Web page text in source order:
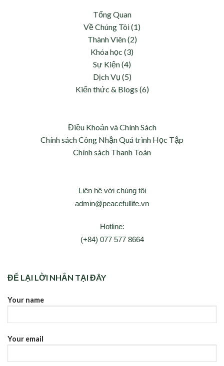
Tổng Quan
Về Chúng Tôi (1)
Thành Viên (2)
Khóa học (3)
Sự Kiện (4)
Dịch Vụ (5)
Kiến thức & Blogs (6)
Điều Khoản và Chính Sách
Chính sách Công Nhận Quá trình Học Tập
Chính sách Thanh Toán
Liên hệ với chúng tôi
admin@peacefullife.vn
Hotline:
(+84) 077 577 8664
ĐỂ LẠI LỜI NHẮN TẠI ĐÂY
Your name
Your email